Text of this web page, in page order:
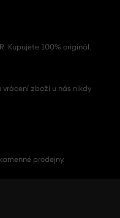
Kupujete 100% originál.
vrácení zboží u nás nikdy
prodejny.